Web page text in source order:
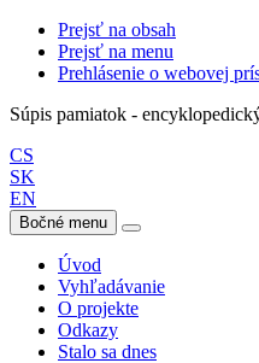
Prejsť na obsah
Prejsť na menu
Prehlásenie o webovej
Súpis pamiatok -
CS
SK
EN
Bočné menu
Úvod
Vyhľadávanie
O projekte
Odkazy
Stalo sa dnes